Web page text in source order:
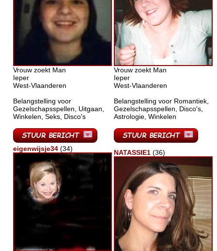
Vrouw zoekt Man
Ieper
West-Vlaanderen
Belangstelling voor
Gezelschapsspellen, Uitgaan,
Winkelen, Seks, Disco's
Vrouw zoekt Man
Ieper
West-Vlaanderen
Belangstelling voor Romantiek,
Gezelschapsspellen, Disco's,
Astrologie, Winkelen
eigenwijsje34 (34) NATASSIE1 (36)